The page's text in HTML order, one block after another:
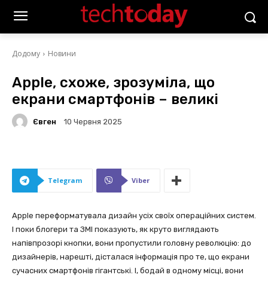
Додому Новини
Apple, схоже, зрозуміла, що
екрани смартфонів – великі
Євген 10 Червня 2025
Telegram Viber
Apple переформатувала дизайн усіх своїх операційних систем.
І поки блогери та ЗМІ показують, як круто виглядають
напівпрозорі кнопки, вони пропустили головну революцію: до
дизайнерів, нарешті, дісталася інформація про те, що екрани
сучасних смартфонів гігантські. І, бодай в одному місці, вони